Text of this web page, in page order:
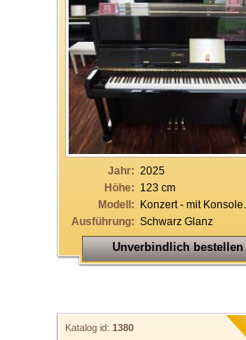
Jahr: 2025
Höhe: 123 cm
Modell: Konzert - mit Konsole...
Ausführung: Schwarz Glanz
Unverbindlich bestellen
Katalog id: 1380